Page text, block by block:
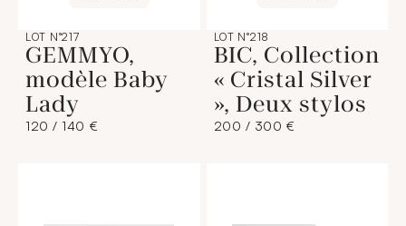
LOT N°217
GEMMYO,
modèle Baby
Lady
120 / 140 €
LOT N°218
BIC, Collection
« Cristal Silver
», Deux stylos
200 / 300 €